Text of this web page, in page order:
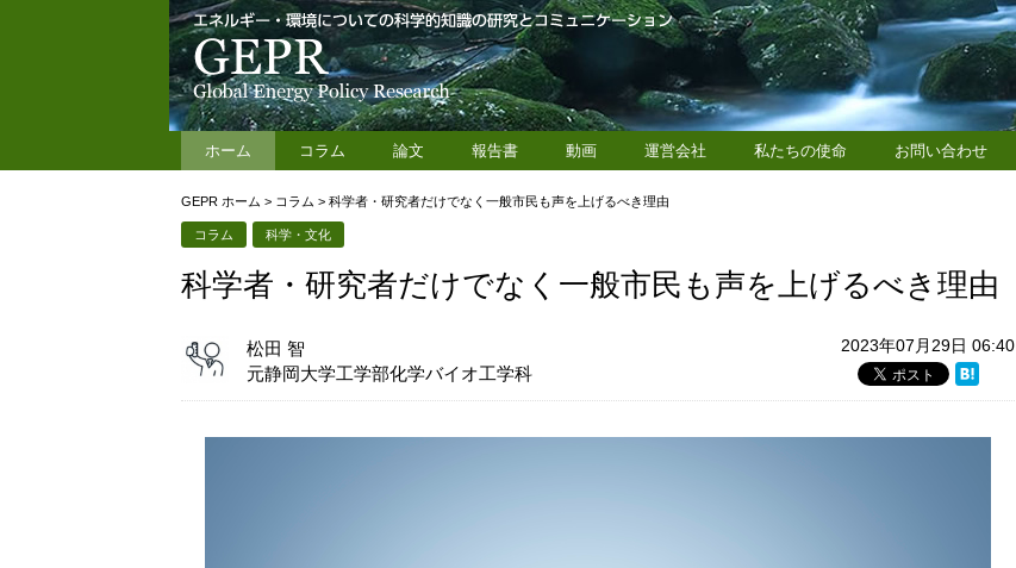
ホーム コラム 論文 報告書 動画 運営会社 私たちの使命 お問い合わせ
GEPR ホーム > コラム > 科学者・研究者だけでなく一般市民も声を上げるべき理由
コラム 科学・文化
科学者・研究者だけでなく一般市民も声を上げるべき理由
2023年07月29日 06:40
松田 智
元静岡大学工学部化学バイオ工学科